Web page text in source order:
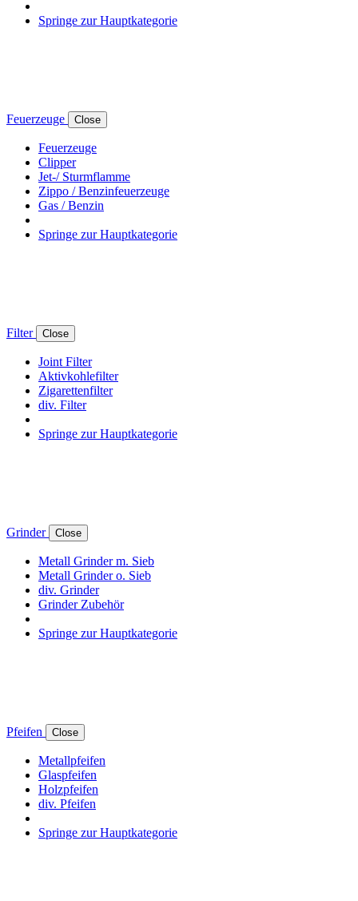
Springe zur Hauptkategorie
Feuerzeuge Close
Feuerzeuge
Clipper
Jet-/ Sturmflamme
Zippo / Benzinfeuerzeuge
Gas / Benzin
Springe zur Hauptkategorie
Filter Close
Joint Filter
Aktivkohlefilter
Zigarettenfilter
div. Filter
Springe zur Hauptkategorie
Grinder Close
Metall Grinder m. Sieb
Metall Grinder o. Sieb
div. Grinder
Grinder Zubehör
Springe zur Hauptkategorie
Pfeifen Close
Metallpfeifen
Glaspfeifen
Holzpfeifen
div. Pfeifen
Springe zur Hauptkategorie